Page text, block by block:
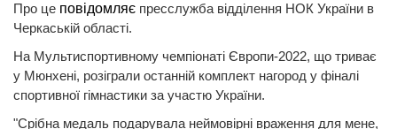
Про це повідомляє пресслужба відділення НОК України в
Черкаській області.
На Мультиспортивному чемпіонаті Європи-2022, що триває
у Мюнхені, розіграли останній комплект нагород у фіналі
спортивної гімнастики за участю України.
"Срібна медаль подарувала неймовірні враження для мене,